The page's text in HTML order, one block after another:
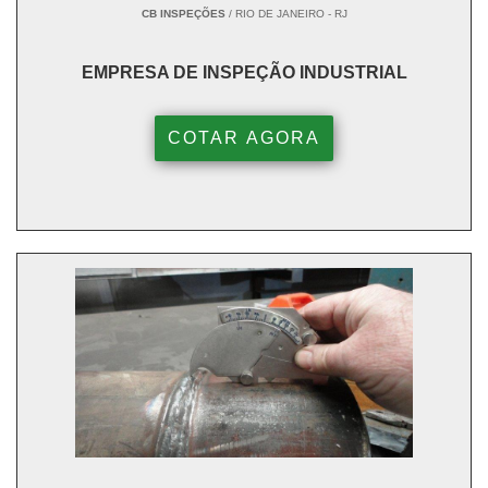
porte como pontes e viadutos.
Setor Naval– monitoramento de cascos, tubulações e
estruturas marítimas.
Automotivo e Aeronáutico– componentes estruturais
de veículos e aeronaves.
BENEFÍCIOS DE CONTRATAR EMPRESAS NO
BRASIL
Ampla cobertura nacional– fornecedores em
diferentes regiões, com atendimento ágil.
CB INSPEÇÕES/ RIO DE JANEIRO - RJ
EMPRESA DE INSPEÇÃO INDUSTRIAL
COTAR AGORA